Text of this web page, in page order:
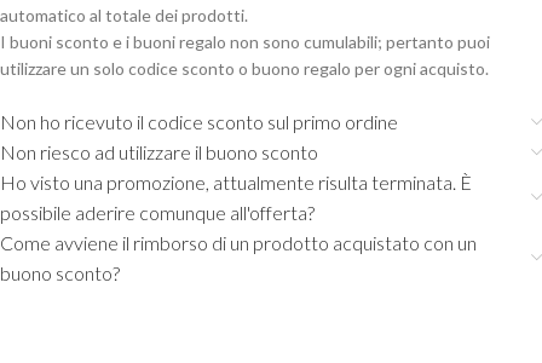
automatico al totale dei prodotti.
I buoni sconto e i buoni regalo non sono cumulabili; pertanto puoi
utilizzare un solo codice sconto o buono regalo per ogni acquisto.
Non ho ricevuto il codice sconto sul primo ordine
Non riesco ad utilizzare il buono sconto
Ho visto una promozione, attualmente risulta terminata. È
possibile aderire comunque all'offerta?
Come avviene il rimborso di un prodotto acquistato con un
buono sconto?